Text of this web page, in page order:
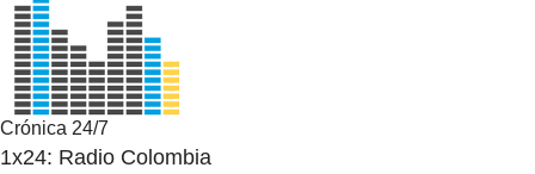
Crónica 24/7
1x24: Radio Colombia